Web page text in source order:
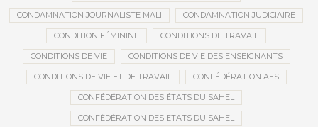
CONDAMNATION JOURNALISTE MALI CONDAMNATION JUDICIAIRE
CONDITION FÉMININE CONDITIONS DE TRAVAIL
CONDITIONS DE VIE CONDITIONS DE VIE DES ENSEIGNANTS
CONDITIONS DE VIE ET DE TRAVAIL CONFÉDÉRATION AES
CONFÉDÉRATION DES ÉTATS DU SAHEL
CONFÉDÉRATION DES ETATS DU SAHEL